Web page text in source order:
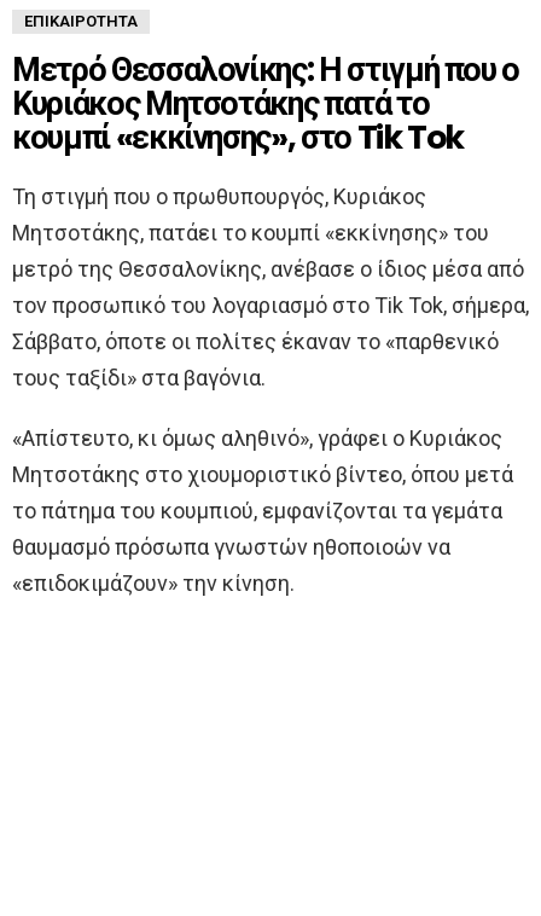
ΕΠΙΚΑΙΡΌΤΗΤΑ
Μετρό Θεσσαλονίκης: Η στιγμή που ο
Κυριάκος Μητσοτάκης πατά το
κουμπί «εκκίνησης», στο Tik Tok
Τη στιγμή που ο πρωθυπουργός, Κυριάκος
Μητσοτάκης, πατάει το κουμπί «εκκίνησης» του
μετρό της Θεσσαλονίκης, ανέβασε ο ίδιος μέσα από
τον προσωπικό του λογαριασμό στο Tik Tok, σήμερα,
Σάββατο, όποτε οι πολίτες έκαναν το «παρθενικό
τους ταξίδι» στα βαγόνια.
«Απίστευτο, κι όμως αληθινό», γράφει ο Κυριάκος
Μητσοτάκης στο χιουμοριστικό βίντεο, όπου μετά
το πάτημα του κουμπιού, εμφανίζονται τα γεμάτα
θαυμασμό πρόσωπα γνωστών ηθοποιοών να
«επιδοκιμάζουν» την κίνηση.